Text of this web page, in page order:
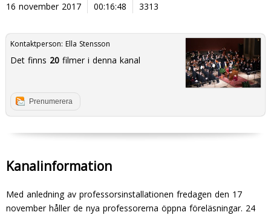
16 november 2017
00:16:48
3313
Kontaktperson: Ella Stensson
Det finns 20filmer i denna kanal
Prenumerera
Kanalinformation
Med anledning av professorsinstallationen fredagen den 17
november håller de nya professorerna öppna föreläsningar. 24